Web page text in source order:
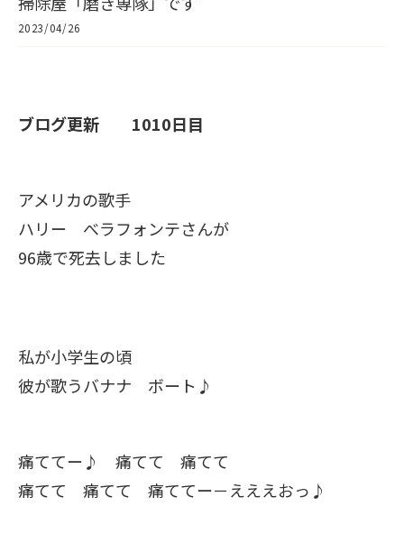
2023/04/26
ブログ更新 1010日目
アメリカの歌手
ハリー べラフォンテさんが
96歳で死去しました
私が小学生の頃
彼が歌うバナナ ボート♪
痛ててー♪ 痛てて 痛てて
痛てて 痛てて 痛ててー－えええおっ♪